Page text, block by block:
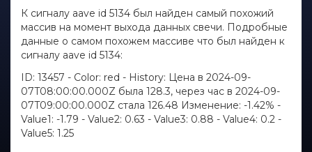
К сигналу aave id 5134 был найден самый похожий
массив на момент выхода данных свечи. Подробные
данные о самом похожем массиве что был найден к
сигналу aave id 5134:
ID: 13457 - Color: red - History: Цена в 2024-09-
07T08:00:00.000Z была 128.3, через час в 2024-09-
07T09:00:00.000Z стала 126.48 Изменение: -1.42% -
Value1: -1.79 - Value2: 0.63 - Value3: 0.88 - Value4: 0.2 -
Value5: 1.25